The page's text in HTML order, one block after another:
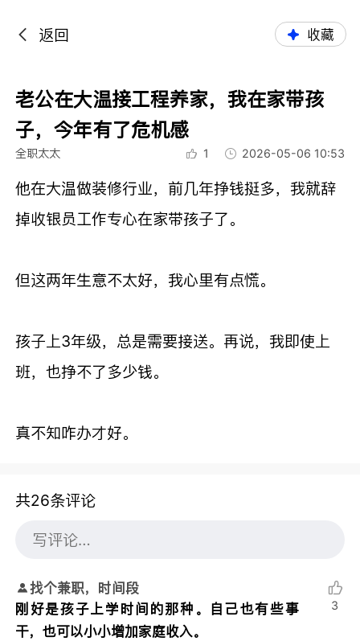
返回 收藏
老公在大温接工程养家，我在家带孩
子，今年有了危机感
全职太太 1 2026-05-06 10:53
他在大温做装修行业，前几年挣钱挺多，我就辞
掉收银员工作专心在家带孩子了。
但这两年生意不太好，我心里有点慌。
孩子上3年级，总是需要接送。再说，我即使上
班，也挣不了多少钱。
真不知咋办才好。
共26条评论
找个兼职，时间段
刚好是孩子上学时间的那种。自己也有些事
干，也可以小小增加家庭收入。
3